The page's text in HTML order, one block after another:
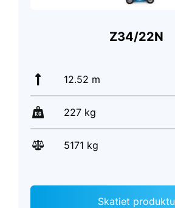
Z34/22N
12.52 m
227 kg
5171 kg
Skatiet produktu